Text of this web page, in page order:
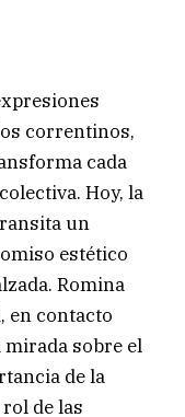
correntinos,
cada
Hoy, la
un
estético
Romina
en contacto
mirada sobre el
de la
de las